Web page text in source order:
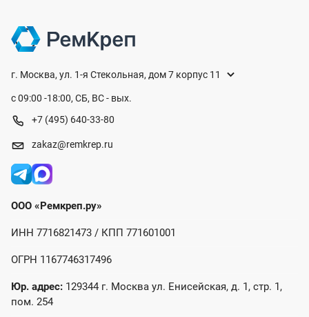
г. Москва, ул. 1-я Стекольная, дом 7 корпус 11
с 09:00 -18:00, СБ, ВС - вых.
+7 (495) 640-33-80
zakaz@remkrep.ru
ООО «Ремкреп.ру»
ИНН 7716821473 / КПП 771601001
ОГРН 1167746317496
Юр. адрес: 129344 г. Москва ул. Енисейская, д. 1, стр. 1,
пом. 254